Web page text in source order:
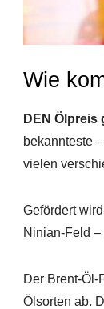
Wie
DEN Ölpreis
bekannteste
vielen
Gefördert
Ninian-Feld
Der Brent-Öl-
Ölsorten ab.